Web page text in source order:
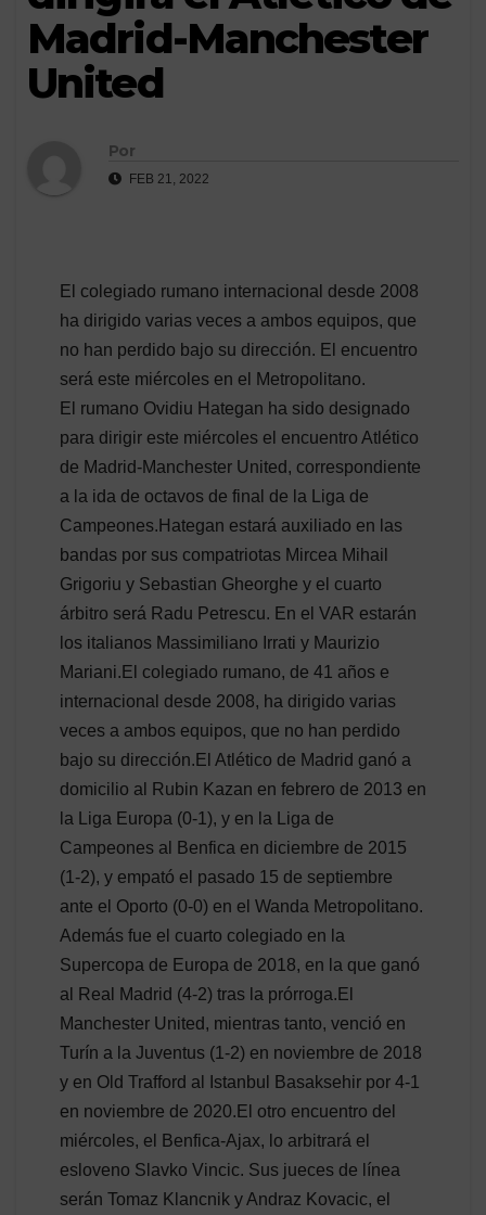
Madrid-Manchester
United
Por
FEB 21, 2022
El colegiado rumano internacional desde 2008
ha dirigido varias veces a ambos equipos, que
no han perdido bajo su dirección. El encuentro
será este miércoles en el Metropolitano.
El rumano Ovidiu Hategan ha sido designado
para dirigir este miércoles el encuentro Atlético
de Madrid-Manchester United, correspondiente
a la ida de octavos de final de la Liga de
Campeones.Hategan estará auxiliado en las
bandas por sus compatriotas Mircea Mihail
Grigoriu y Sebastian Gheorghe y el cuarto
árbitro será Radu Petrescu. En el VAR estarán
los italianos Massimiliano Irrati y Maurizio
Mariani.El colegiado rumano, de 41 años e
internacional desde 2008, ha dirigido varias
veces a ambos equipos, que no han perdido
bajo su dirección.El Atlético de Madrid ganó a
domicilio al Rubin Kazan en febrero de 2013 en
la Liga Europa (0-1), y en la Liga de
Campeones al Benfica en diciembre de 2015
(1-2), y empató el pasado 15 de septiembre
ante el Oporto (0-0) en el Wanda Metropolitano.
Además fue el cuarto colegiado en la
Supercopa de Europa de 2018, en la que ganó
al Real Madrid (4-2) tras la prórroga.El
Manchester United, mientras tanto, venció en
Turín a la Juventus (1-2) en noviembre de 2018
y en Old Trafford al Istanbul Basaksehir por 4-1
en noviembre de 2020.El otro encuentro del
miércoles, el Benfica-Ajax, lo arbitrará el
esloveno Slavko Vincic. Sus jueces de línea
serán Tomaz Klancnik y Andraz Kovacic, el